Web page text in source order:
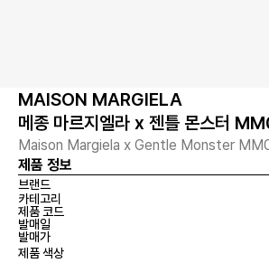
MAISON MARGIELA
메종 마르지엘라 x 젠틀 몬스터
Maison Margiela x Gentle Monster
제품 정보
브랜드
카테고리
제품 코드
발매일
발매가
제품 색상